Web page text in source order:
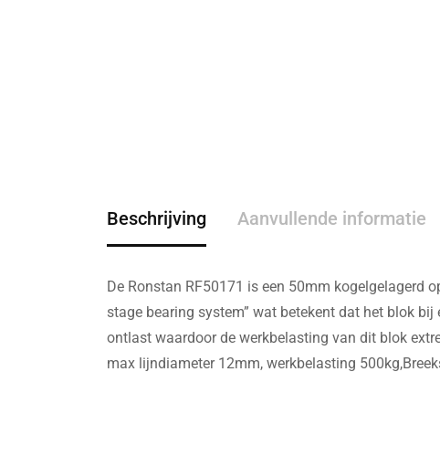
Beschrijving Aanvullende informatie
De Ronstan RF50171 is een 50mm kogelgelagerd
stage bearing system” wat betekent dat het blok
ontlast waardoor de werkbelasting van dit blok
max lijndiameter 12mm, werkbelasting